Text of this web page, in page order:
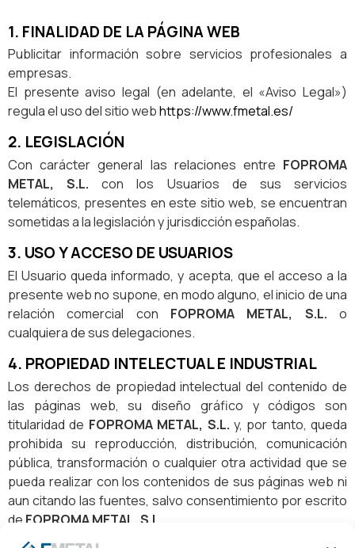
1. FINALIDAD DE LA PÁGINA WEB
Publicitar información sobre servicios profesionales a
empresas.
El presente aviso legal (en adelante, el «Aviso Legal»)
regula el uso del sitio webhttps://www.fmetal.es/
2. LEGISLACIÓN
Con carácter general las relaciones entre FOPROMA
METAL, S.L. con los Usuarios de sus servicios
telemáticos, presentes en este sitio web, se encuentran
sometidas a la legislación y jurisdicción españolas.
3. USO Y ACCESO DE USUARIOS
El Usuario queda informado, y acepta, que el acceso a la
presente web no supone, en modo alguno, el inicio de una
relación comercial con FOPROMA METAL, S.L. o
cualquiera de sus delegaciones.
4. PROPIEDAD INTELECTUAL E INDUSTRIAL
Los derechos de propiedad intelectual del contenido de
las páginas web, su diseño gráfico y códigos son
titularidad de FOPROMA METAL, S.L. y, por tanto, queda
prohibida su reproducción, distribución, comunicación
pública, transformación o cualquier otra actividad que se
pueda realizar con los contenidos de sus páginas web ni
aun citando las fuentes, salvo consentimiento por escrito
de FOPROMA METAL, S.L.